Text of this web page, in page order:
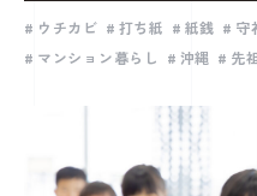
ウチカビ 打ち紙 紙銭 守
マンション暮らし
沖縄 先